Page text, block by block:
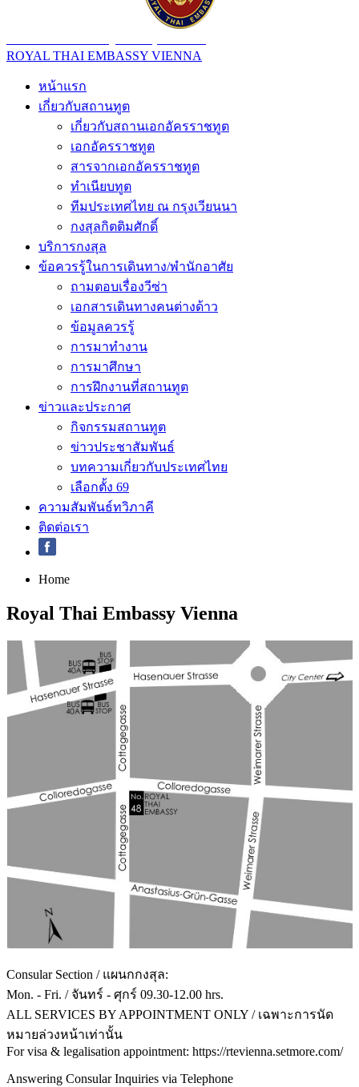
ROYAL THAI EMBASSY VIENNA
หน้าแรก
เกี่ยวกับสถานทูต
เกี่ยวกับสถานเอกอัครราชทูต
เอกอัครราชทูต
สารจากเอกอัครราชทูต
ทำเนียบทูต
ทีมประเทศไทย ณ กรุงเวียนนา
กงสุลกิตติมศักดิ์
บริการกงสุล
ข้อควรรู้ในการเดินทาง/พำนักอาศัย
ถามตอบเรื่องวีซ่า
เอกสารเดินทางคนต่างด้าว
ข้อมูลควรรู้
การมาทำงาน
การมาศึกษา
การฝึกงานที่สถานทูต
ข่าวและประกาศ
กิจกรรมสถานทูต
ข่าวประชาสัมพันธ์
บทความเกี่ยวกับประเทศไทย
เลือกตั้ง 69
ความสัมพันธ์ทวิภาคี
ติดต่อเรา
Home
Royal Thai Embassy Vienna
Consular Section / แผนกกงสุล:
Mon. - Fri. / จันทร์ - ศุกร์ 09.30-12.00 hrs.
ALL SERVICES BY APPOINTMENT ONLY / เฉพาะการนัด
หมายล่วงหน้าเท่านั้น
For visa & legalisation appointment: https://rtevienna.setmore.com/
Answering Consular Inquiries via Telephone